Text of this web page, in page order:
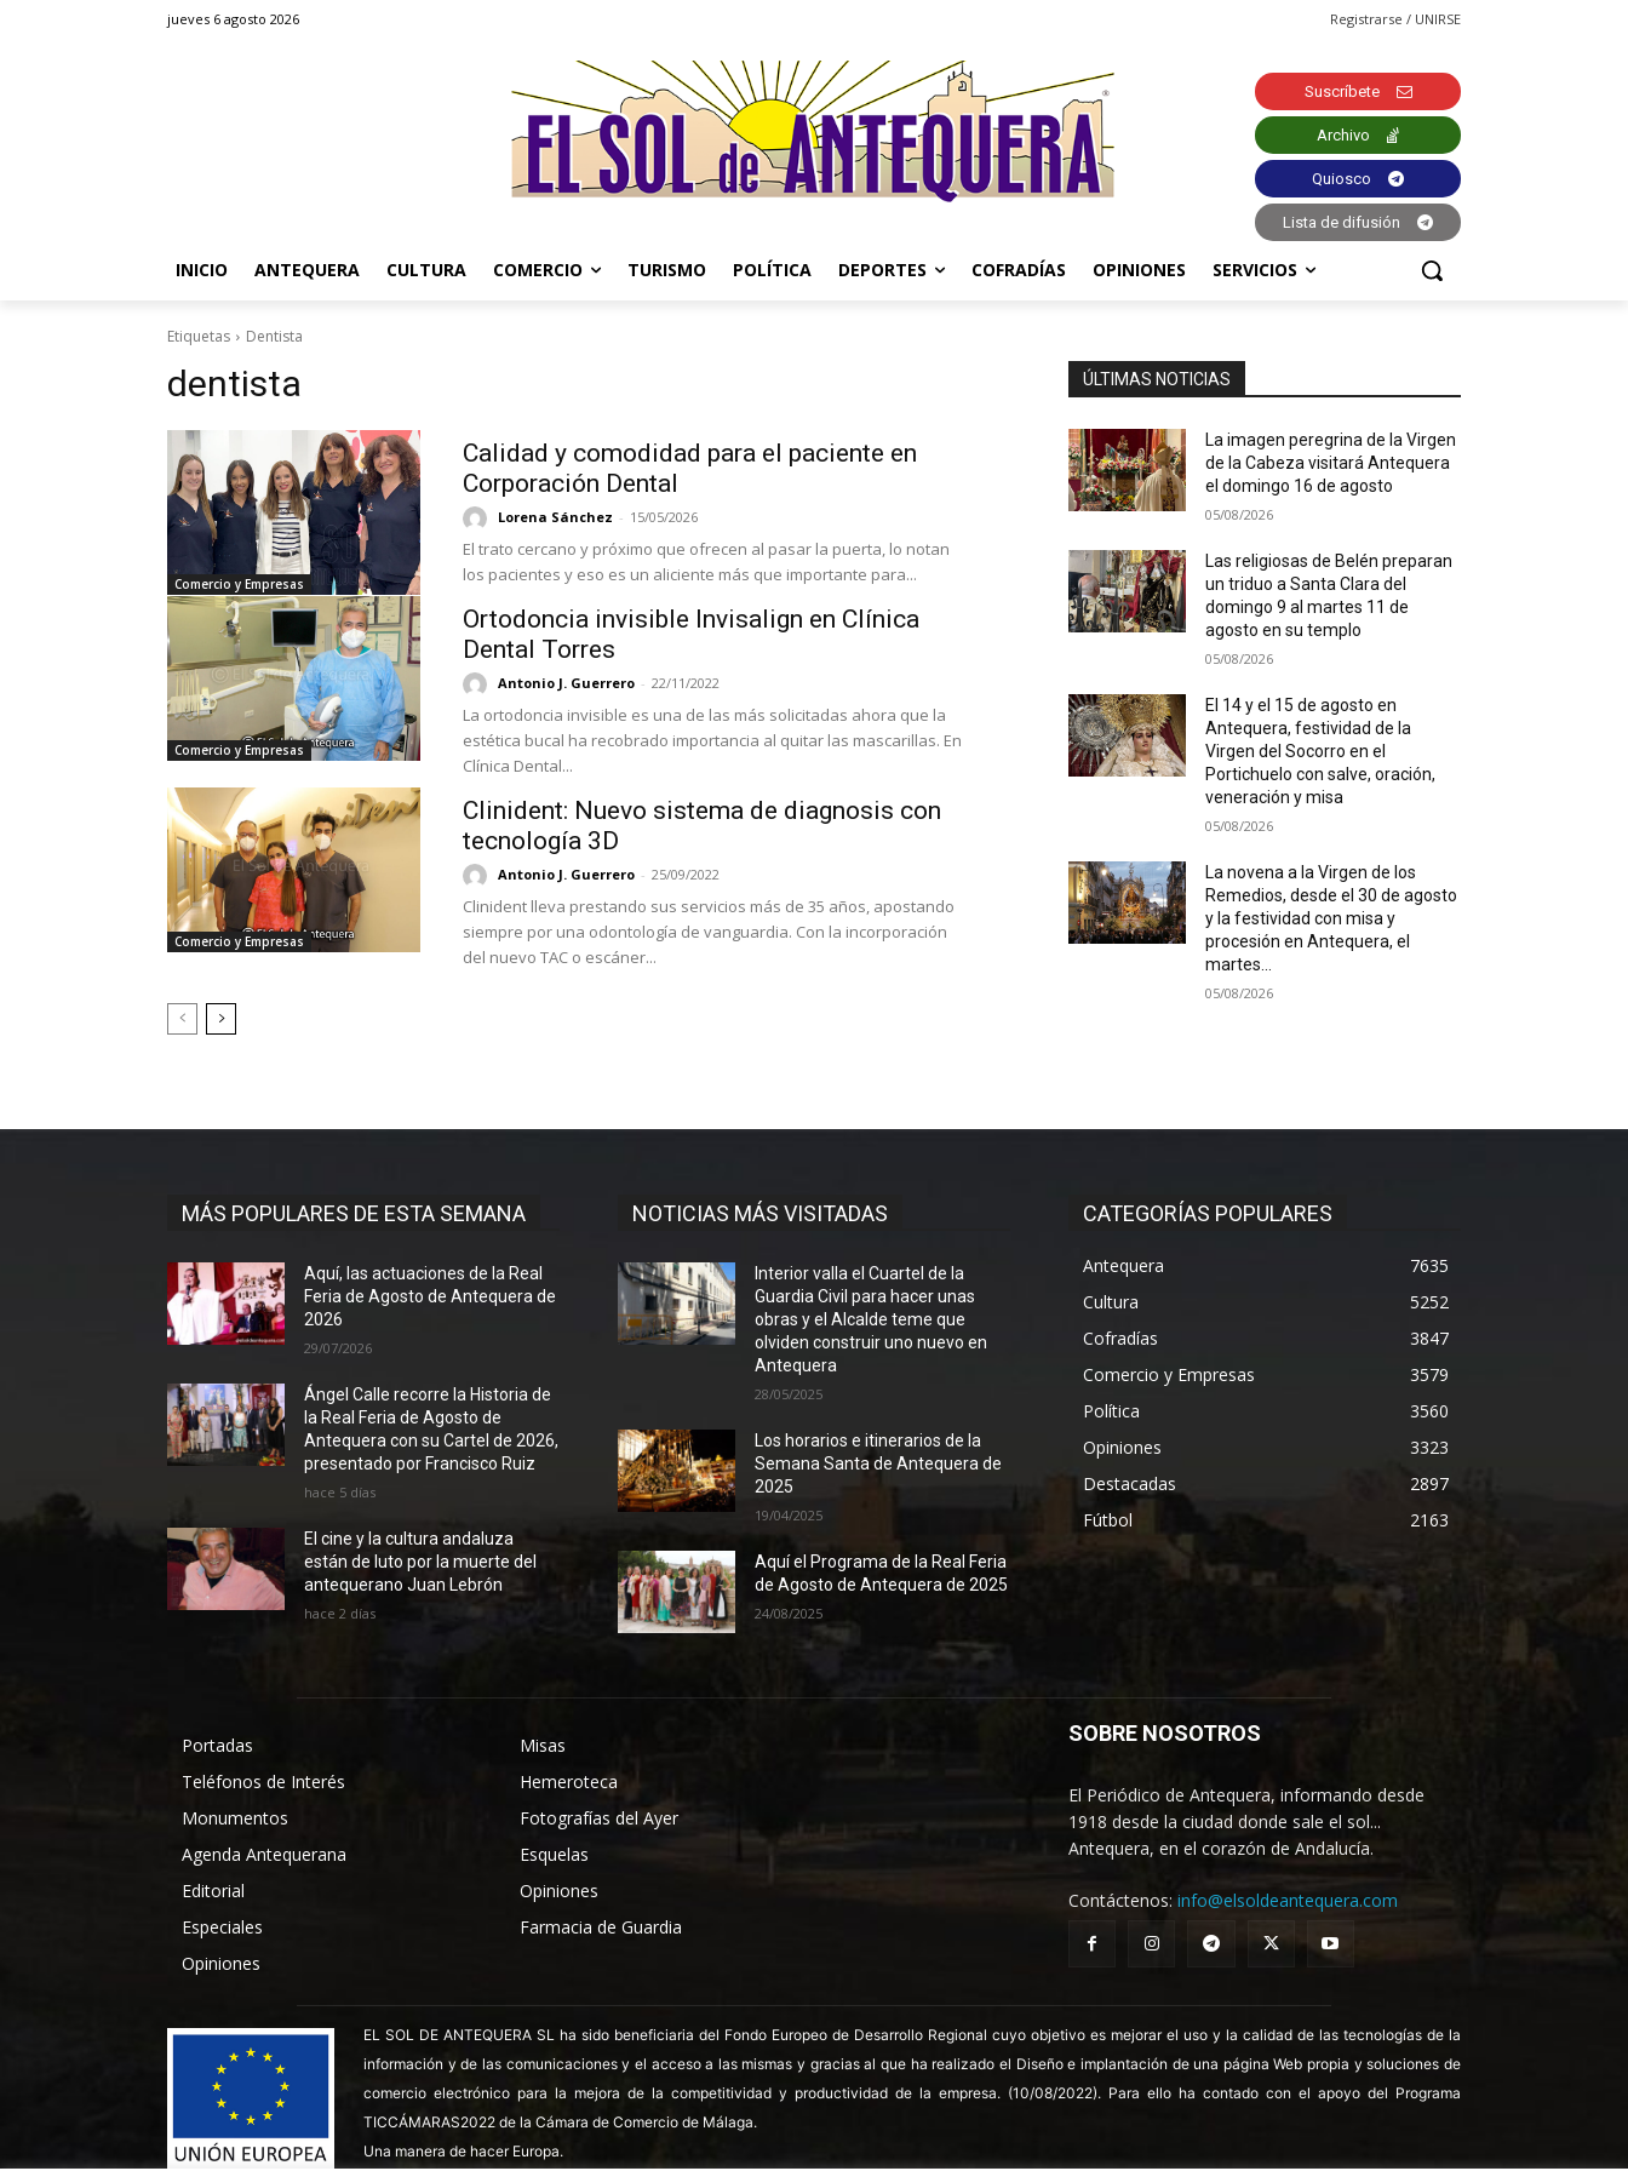
jueves 6 agosto 2026 Registrarse / UNIRSE
Suscríbete
Archivo
Quiosco
Lista de difusión
INICIO ANTEQUERA CULTURA COMERCIO TURISMO POLÍTICA DEPORTES COFRADÍAS OPINIONES SERVICIOS
Etiquetas Dentista
dentista
Comercio y Empresas
Calidad y comodidad para el paciente en
Corporación Dental
Lorena Sánchez - 15/05/2026
El trato cercano y próximo que ofrecen al pasar la puerta, lo notan
los pacientes y eso es un aliciente más que importante para...
Comercio y Empresas
Ortodoncia invisible Invisalign en Clínica
Dental Torres
Antonio J. Guerrero - 22/11/2022
La ortodoncia invisible es una de las más solicitadas ahora que la
estética bucal ha recobrado importancia al quitar las mascarillas. En
Clínica Dental...
Comercio y Empresas
Clinident: Nuevo sistema de diagnosis con
tecnología 3D
Antonio J. Guerrero - 25/09/2022
Clinident lleva prestando sus servicios más de 35 años, apostando
siempre por una odontología de vanguardia. Con la incorporación
del nuevo TAC o escáner...
ÚLTIMAS NOTICIAS
La imagen peregrina de la Virgen
de la Cabeza visitará Antequera
el domingo 16 de agosto
05/08/2026
Las religiosas de Belén preparan
un triduo a Santa Clara del
domingo 9 al martes 11 de
agosto en su templo
05/08/2026
El 14 y el 15 de agosto en
Antequera, festividad de la
Virgen del Socorro en el
Portichuelo con salve, oración,
veneración y misa
05/08/2026
La novena a la Virgen de los
Remedios, desde el 30 de agosto
y la festividad con misa y
procesión en Antequera, el
martes...
05/08/2026
MÁS POPULARES DE ESTA SEMANA
Aquí, las actuaciones de la Real
Feria de Agosto de Antequera de
2026
29/07/2026
Ángel Calle recorre la Historia de
la Real Feria de Agosto de
Antequera con su Cartel de 2026,
presentado por Francisco Ruiz
hace 5 días
El cine y la cultura andaluza
están de luto por la muerte del
antequerano Juan Lebrón
hace 2 días
NOTICIAS MÁS VISITADAS
Interior valla el Cuartel de la
Guardia Civil para hacer unas
obras y el Alcalde teme que
olviden construir uno nuevo en
Antequera
28/05/2025
Los horarios e itinerarios de la
Semana Santa de Antequera de
2025
19/04/2025
Aquí el Programa de la Real Feria
de Agosto de Antequera de 2025
24/08/2025
CATEGORÍAS POPULARES
Antequera
7635
Cultura
5252
Cofradías
3847
Comercio y Empresas
3579
Política
3560
Opiniones
3323
Destacadas
2897
Fútbol
2163
Portadas
Teléfonos de Interés
Monumentos
Agenda Antequerana
Editorial
Especiales
Opiniones
Misas
Hemeroteca
Fotografías del Ayer
Esquelas
Opiniones
Farmacia de Guardia
SOBRE NOSOTROS
El Periódico de Antequera, informando desde
1918 desde la ciudad donde sale el sol...
Antequera, en el corazón de Andalucía.
Contáctenos: info@elsoldeantequera.com
EL SOL DE ANTEQUERA SL ha sido beneficiaria del Fondo Europeo de Desarrollo Regional cuyo objetivo es mejorar el uso y la calidad de las tecnologías de la
información y de las comunicaciones y el acceso a las mismas y gracias al que ha realizado el Diseño e implantación de una página Web propia y soluciones de
comercio electrónico para la mejora de la competitividad y productividad de la empresa. (10/08/2022). Para ello ha contado con el apoyo del Programa
TICCÁMARAS2022 de la Cámara de Comercio de Málaga.
Una manera de hacer Europa.